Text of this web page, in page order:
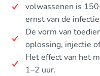
volwassenen is
ernst van de
De vorm van
oplossing, injectie
Het effect van het
1–2 uur.